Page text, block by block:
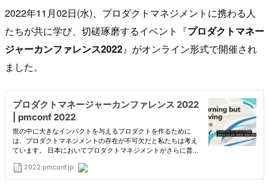
2022年11月02日(水)、プロダクトマネジメントに携わる人
たちが共に学び、切磋琢磨するイベント『プロダクトマネー
ジャーカンファレンス2022』がオンライン形式で開催され
ました。